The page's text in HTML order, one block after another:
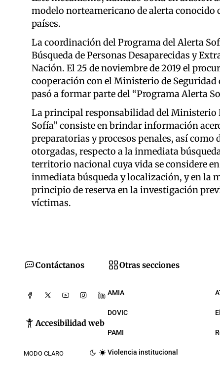
modelo norteamericano de alerta conocido
países.
La coordinación del Programa del Alerta
Búsqueda de Personas Desaparecidas y
Nación. El 25 de noviembre de 2019 el
cooperación con el Ministerio de
pasó a formar parte del “Programa Alerta
La principal responsabilidad del Ministerio
Sofía” consiste en brindar información
preparatorias y procesos penales, así
otorgadas, respecto a la inmediata
territorio nacional cuya vida se considere
inmediata búsqueda y localización, y en la
principio de reserva en la investigación
víctimas.
Contáctanos
Accesibilidad web
MODO CLARO
Otras secciones
AMIA
DOVIC
PAMI
Violencia institucional